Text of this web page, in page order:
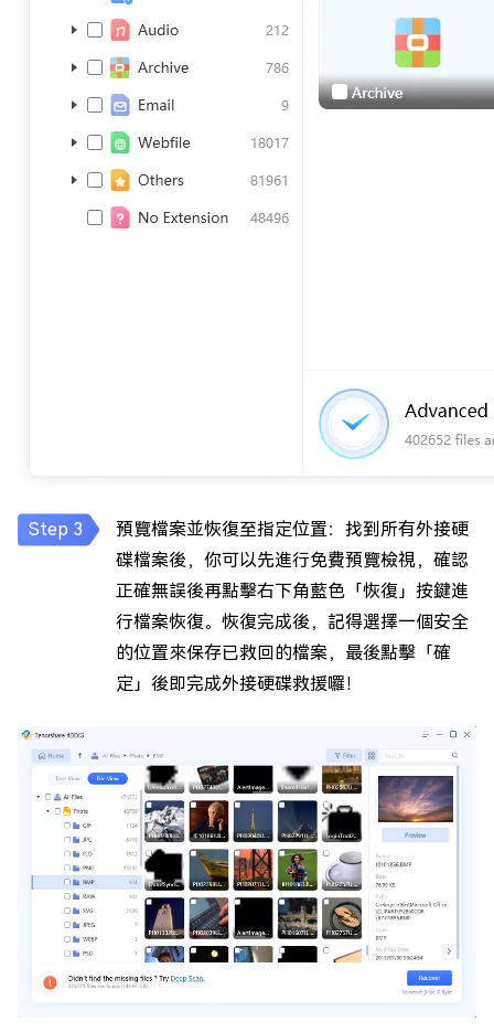
預覽檔案並恢復至指定位置：找到所有外接硬
碟檔案後，你可以先進行免費預覽檢視，確認
正確無誤後再點擊右下角藍色「恢復」按鍵進
行檔案恢復。恢復完成後，記得選擇一個安全
的位置來保存已救回的檔案，最後點擊「確
定」後即完成外接硬碟救援囉！